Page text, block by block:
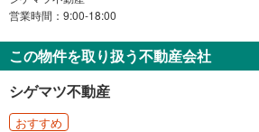
営業時間：9:00-18:00
この物件を取り扱う不動産会社
シゲマツ不動産
おすすめ